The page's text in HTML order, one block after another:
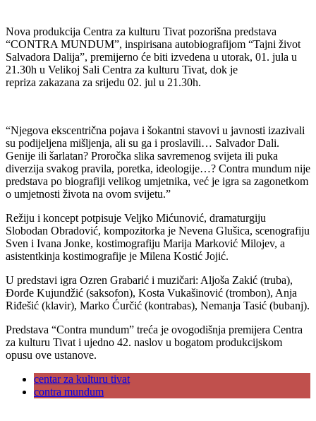
Nova produkcija Centra za kulturu Tivat pozorišna predstava
“CONTRA MUNDUM”, inspirisana autobiografijom “Tajni život
Salvadora Dalija”, premijerno će biti izvedena u utorak, 01. jula u
21.30h u Velikoj Sali Centra za kulturu Tivat, dok je
repriza zakazana za srijedu 02. jul u 21.30h.
“Njegova ekscentrična pojava i šokantni stavovi u javnosti izazivali
su podijeljena mišljenja, ali su ga i proslavili… Salvador Dali.
Genije ili šarlatan? Proročka slika savremenog svijeta ili puka
diverzija svakog pravila, poretka, ideologije…? Contra mundum nije
predstava po biografiji velikog umjetnika, već je igra sa zagonetkom
o umjetnosti života na ovom svijetu.”
Režiju i koncept potpisuje Veljko Mićunović, dramaturgiju
Slobodan Obradović, kompozitorka je Nevena Glušica, scenografiju
Sven i Ivana Jonke, kostimografiju Marija Marković Milojev, a
asistentkinja kostimografije je Milena Kostić Jojić.
U predstavi igra Ozren Grabarić i muzičari: Aljoša Zakić (truba),
Đorđe Kujundžić (saksofon), Kosta Vukašinović (trombon), Anja
Riđešić (klavir), Marko Ćurčić (kontrabas), Nemanja Tasić (bubanj).
Predstava “Contra mundum” treća je ovogodišnja premijera Centra
za kulturu Tivat i ujedno 42. naslov u bogatom produkcijskom
opusu ove ustanove.
centar za kulturu tivat
contra mundum